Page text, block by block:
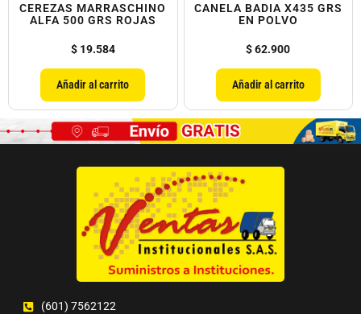
CEREZAS MARRASCHINO
ALFA 500 GRS ROJAS
$19.584
Añadir al carrito
CANELA BADIA X435 GRS
EN POLVO
$62.900
Añadir al carrito
(601) 7562122